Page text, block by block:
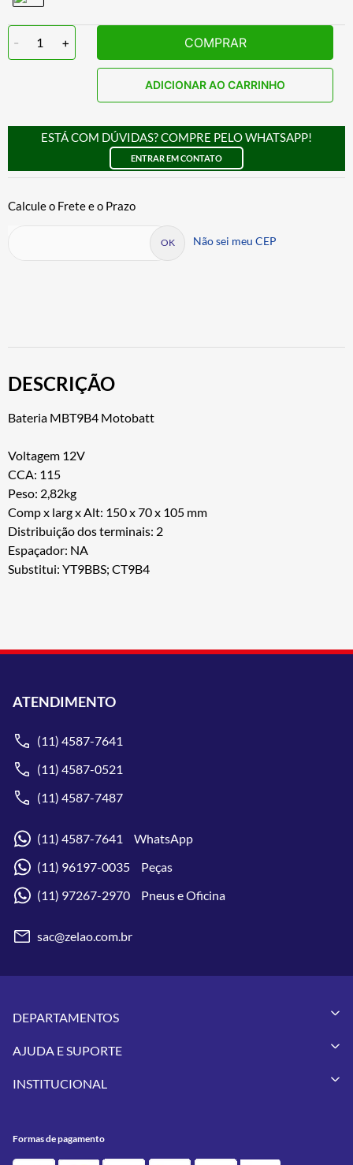
- 1 + COMPRAR
ADICIONAR AO CARRINHO
ESTÁ COM DÚVIDAS? COMPRE PELO WHATSAPP!
ENTRAR EM CONTATO
Não sei meu CEP
DESCRIÇÃO
Bateria MBT9B4 Motobatt
Voltagem 12V
CCA: 115
Peso: 2,82kg
Comp x larg x Alt: 150 x 70 x 105 mm
Distribuição dos terminais: 2
Espaçador: NA
Substitui: YT9BBS; CT9B4
ATENDIMENTO
(11) 4587-7641
(11) 4587-0521
(11) 4587-7487
(11) 4587-7641 WhatsApp
(11) 96197-0035 Peças
(11) 97267-2970 Pneus e Oficina
sac@zelao.com.br
DEPARTAMENTOS
Vestuários
Pneus
Utilidades
AJUDA E SUPORTE
Meus Pedidos
INSTITUCIONAL
Contato
Formas de pagamento